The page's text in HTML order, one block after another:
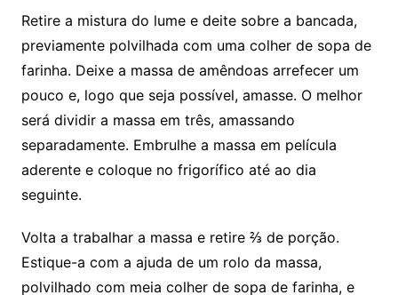
Retire a mistura do lume e deite sobre a bancada,
previamente polvilhada com uma colher de sopa de
farinha. Deixe a massa de amêndoas arrefecer um
pouco e, logo que seja possível, amasse. O melhor
será dividir a massa em três, amassando
separadamente. Embrulhe a massa em película
aderente e coloque no frigorífico até ao dia
seguinte.
Volta a trabalhar a massa e retire ⅔ de porção.
Estique-a com a ajuda de um rolo da massa,
polvilhado com meia colher de sopa de farinha, e